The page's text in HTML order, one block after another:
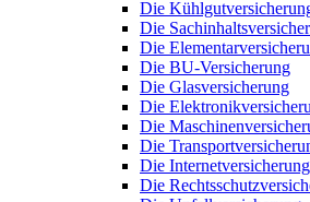
Die
Die
Die
Die BU-Versicherung
Die Glasversicherung
Die
Die
Die
Die Internetversicherung
Die